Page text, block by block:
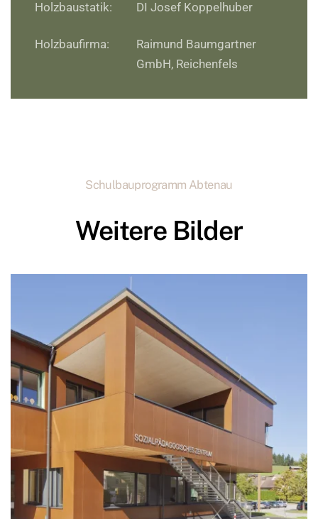
Holzbaustatik: DI Josef Koppelhuber
Holzbaufirma:
Raimund Baumgartner
GmbH, Reichenfels
Schulbauprogramm Abtenau
Weitere Bilder